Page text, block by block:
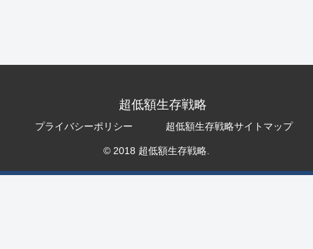
超低額生存戦略
プライバシーポリシー 超低額生存戦略サイトマップ
© 2018 超低額生存戦略.